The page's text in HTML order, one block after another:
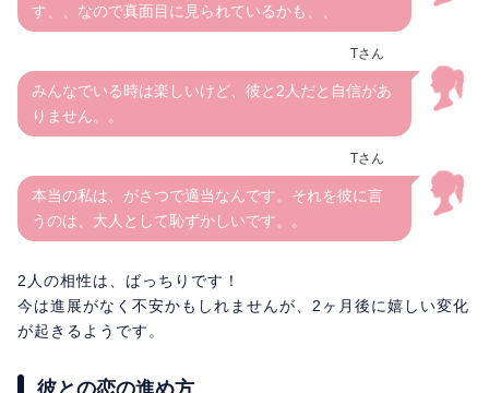
す、、なので真面目に見られているかも、、
Tさん
みんなでいる時は楽しいけど、彼と2人だと自信があ
りません。。
Tさん
本当の私は、がさつで適当なんです。それを彼に言
うのは、大人として恥ずかしいです。。
2人の相性は、ばっちりです！
今は進展がなく不安かもしれませんが、2ヶ月後に嬉しい変化
が起きるようです。
彼との恋の進め方